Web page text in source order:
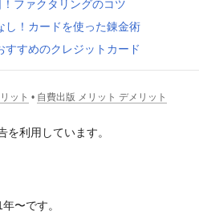
ファクタリングのコツ
し！カードを使った錬金術
すすめのクレジットカード
ット • 自費出版 メリット デメリット
を利用しています。
〜です。